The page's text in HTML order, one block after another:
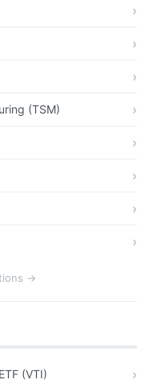
(TSM)
→
(VTI)